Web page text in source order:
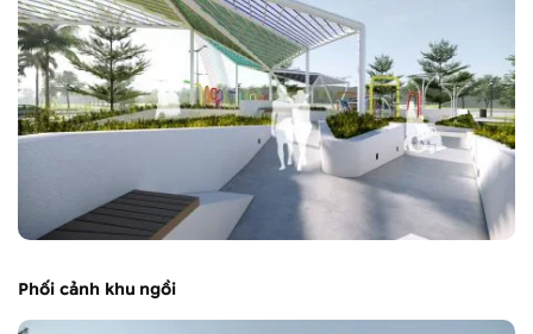
Phối cảnh khu ngồi